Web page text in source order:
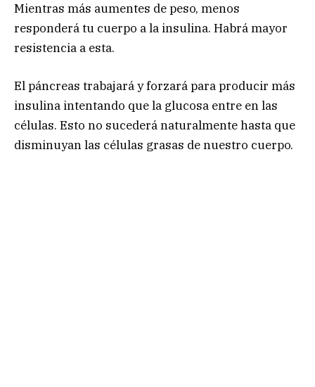
Mientras más aumentes de peso, menos
responderá tu cuerpo a la insulina. Habrá mayor
resistencia a esta.
El páncreas trabajará y forzará para producir más
insulina intentando que la glucosa entre en las
células. Esto no sucederá naturalmente hasta que
disminuyan las células grasas de nuestro cuerpo.